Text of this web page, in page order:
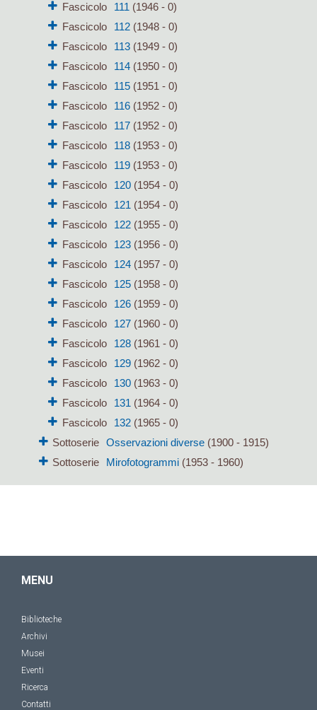
Fascicolo
111 (1946 - 0)
Fascicolo
112(1948 - 0)
Fascicolo
113(1949 - 0)
Fascicolo
114(1950 - 0)
Fascicolo
115(1951 - 0)
Fascicolo
116(1952 - 0)
Fascicolo
117(1952 - 0)
Fascicolo
118(1953 - 0)
Fascicolo
119(1953 - 0)
Fascicolo
120(1954 - 0)
Fascicolo
121 (1954 - 0)
Fascicolo
122(1955 - 0)
Fascicolo
123(1956 - 0)
Fascicolo
124(1957 - 0)
Fascicolo
125(1958 - 0)
Fascicolo
126(1959 - 0)
Fascicolo
127(1960 - 0)
Fascicolo
128(1961 - 0)
Fascicolo
129(1962 - 0)
Fascicolo
130(1963 - 0)
Fascicolo
131 (1964 - 0)
Fascicolo
132(1965 - 0)
Sottoserie
Osservazioni diverse (1900 - 1915)
Sottoserie
Mirofotogrammi (1953 - 1960)
MENU
Biblioteche
Archivi
Musei
Eventi
Ricerca
Contatti